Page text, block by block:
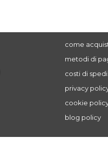
come
metodi di
costi di
privacy
cookie
blog policy